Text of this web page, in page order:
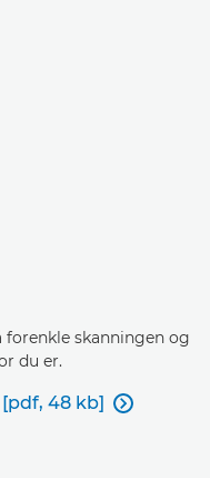
skanningen og
du er.
48 kb] 